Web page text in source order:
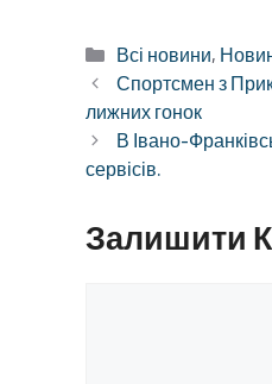
Категорії
Всі новини,
Спортсмен з
лижних гонок
В Івано-
сервісів.
Залишити